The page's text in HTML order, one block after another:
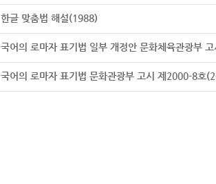
한글 맞춤법 해설(1988)
국어의 로마자 표기법 일부 개정안 문화체육관광부
국어의 로마자 표기법 문화관광부 고시 제2000-8호